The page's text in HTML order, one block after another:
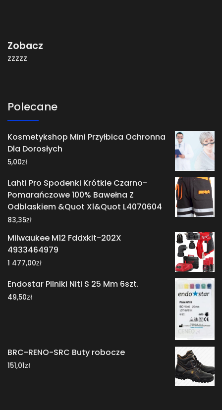
Zobacz
zzzzz
Polecane
Kosmetykshop Mini Przyłbica Ochronna
Dla Dorosłych
5,00zł
Lahti Pro Spodenki Krótkie Czarno-
Pomarańczowe 100% Bawełna Z
Odblaskiem &Quot Xl&Quot L4070604
83,35zł
Milwaukee M12 Fddxkit-202X
4933464979
1 477,00zł
Endostar Pilniki Niti S 25 Mm 6szt.
49,50zł
BRC-RENO-SRC Buty robocze
151,01zł